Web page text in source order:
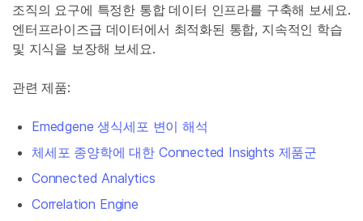
조직의 요구에 특정한 통합 데이터 인프라를 구축해 보세요.
엔터프라이즈급 데이터에서 최적화된 통합, 지속적인 학습
및 지식을 보장해 보세요.
관련 제품:
Emedgene 생식세포 변이 해석
체세포 종양학에 대한 Connected Insights 제품군
Connected Analytics
Correlation Engine